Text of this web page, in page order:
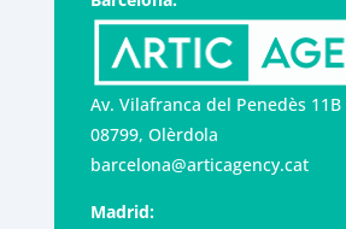
Av. Vilafranca del Penedès 11B
08799, Olèrdola
barcelona@articagency.cat
Madrid: